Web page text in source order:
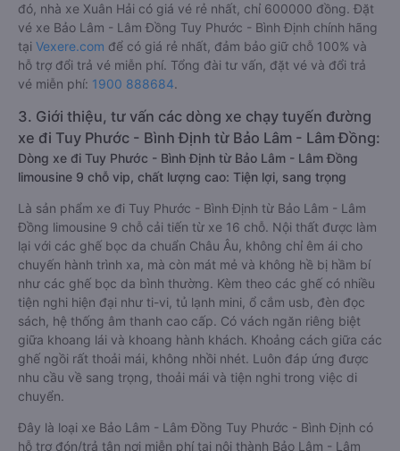
đó, nhà xe Xuân Hải có giá vé rẻ nhất, chỉ 600000 đồng. Đặt
vé xe Bảo Lâm - Lâm Đồng Tuy Phước - Bình Định chính hãng
tại Vexere.com để có giá rẻ nhất, đảm bảo giữ chỗ 100% và
hỗ trợ đổi trả vé miễn phí. Tổng đài tư vấn, đặt vé và đổi trả
vé miễn phí: 1900 888684.
3. Giới thiệu, tư vấn các dòng xe chạy tuyến đường
xe đi Tuy Phước - Bình Định từ Bảo Lâm - Lâm Đồng:
Dòng xe đi Tuy Phước - Bình Định từ Bảo Lâm - Lâm Đồng
limousine 9 chỗ vip, chất lượng cao: Tiện lợi, sang trọng
Là sản phẩm xe đi Tuy Phước - Bình Định từ Bảo Lâm - Lâm
Đồng limousine 9 chỗ cải tiến từ xe 16 chỗ. Nội thất được làm
lại với các ghế bọc da chuẩn Châu Âu, không chỉ êm ái cho
chuyến hành trình xa, mà còn mát mẻ và không hề bị hầm bí
như các ghế bọc da bình thường. Kèm theo các ghế có nhiều
tiện nghi hiện đại như ti-vi, tủ lạnh mini, ổ cắm usb, đèn đọc
sách, hệ thống âm thanh cao cấp. Có vách ngăn riêng biệt
giữa khoang lái và khoang hành khách. Khoảng cách giữa các
ghế ngồi rất thoải mái, không nhồi nhét. Luôn đáp ứng được
nhu cầu về sang trọng, thoải mái và tiện nghi trong việc di
chuyển.
Đây là loại xe Bảo Lâm - Lâm Đồng Tuy Phước - Bình Định có
hỗ trợ đón/trả tận nơi miễn phí tại nội thành Bảo Lâm - Lâm